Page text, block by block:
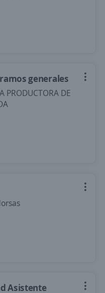
generales
PRODUCTORA DE
Asistente